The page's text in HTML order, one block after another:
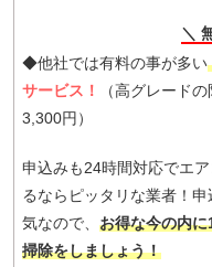
＼
◆他社では有料の事が多い
サービス！
（高グレード
3,300円）
申込みも24時間対応でエ
るならピッタリな業者！
気なので、 お得な今の内
掃除をしましょう！